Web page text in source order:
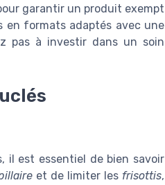
garantir un produit exempt
en formats adaptés avec une
pas à investir dans un soin
il est essentiel de bien savoir
et de limiter les frisottis,